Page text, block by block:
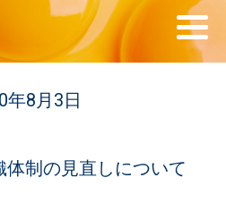
年8月3日
体制の見直しについて